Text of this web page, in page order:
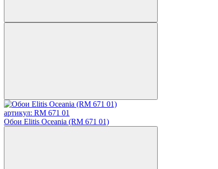
артикул: RM 671 01
Обои Elitis Oceania (RM 671 01)